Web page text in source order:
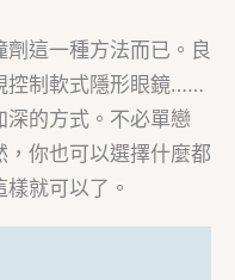
這一種方法而已。良
控制軟式隱形眼鏡……
深的方式。不必單戀
，你也可以選擇什麼都
就可以了。